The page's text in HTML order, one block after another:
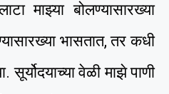
माझ्या बोलण्यासारख्या
भासतात, तर कधी
सूर्योदयाच्या वेळी माझे पाणी